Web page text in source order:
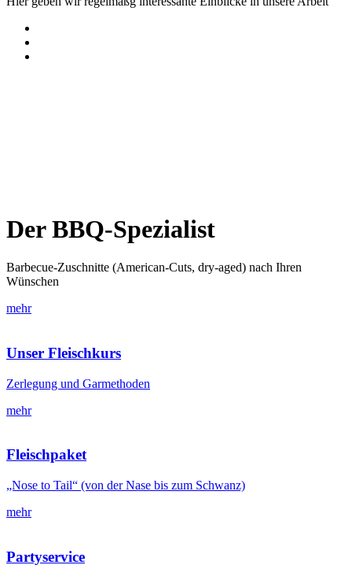
Der BBQ-Spezialist
Barbecue-Zuschnitte (American-Cuts, dry-aged) nach Ihren
Wünschen
mehr
Unser Fleischkurs
Zerlegung und Garmethoden
mehr
Fleischpaket
„Nose to Tail“ (von der Nase bis zum Schwanz)
mehr
Partyservice